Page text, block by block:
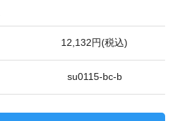
12,132円(税込)
su0115-bc-b